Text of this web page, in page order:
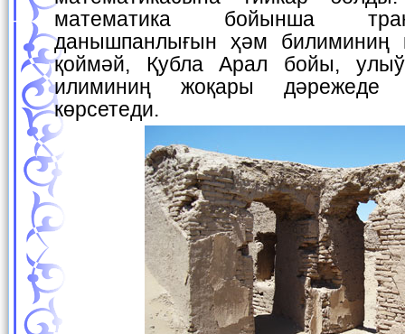
математика бойынша
данышпанлығын ҳәм билиминиң
қоймәй, Қубла Арал бойы,
илиминиң жоқары дәрежеде
көрсетеди.